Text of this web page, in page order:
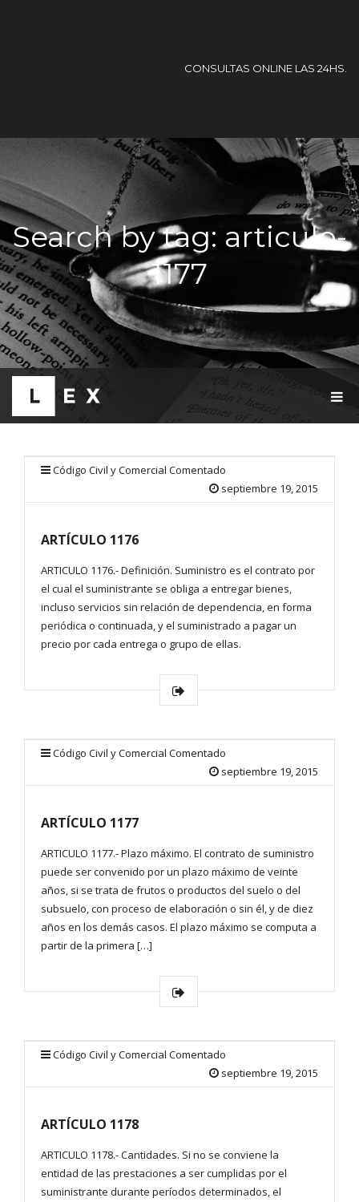
CONSULTAS ONLINE LAS 24HS.
Search by tag: articulo-
1177
G
Código Civil y Comercial Comentado
septiembre 19, 2015
ARTÍCULO 1176
ARTICULO 1176.- Definición. Suministro es el contrato por
el cual el suministrante se obliga a entregar bienes,
incluso servicios sin relación de dependencia, en forma
periódica o continuada, y el suministrado a pagar un
precio por cada entrega o grupo de ellas.
Código Civil y Comercial Comentado
septiembre 19, 2015
ARTÍCULO 1177
ARTICULO 1177.- Plazo máximo. El contrato de suministro
puede ser convenido por un plazo máximo de veinte
años, si se trata de frutos o productos del suelo o del
subsuelo, con proceso de elaboración o sin él, y de diez
años en los demás casos. El plazo máximo se computa a
partir de la primera […]
Código Civil y Comercial Comentado
septiembre 19, 2015
ARTÍCULO 1178
ARTICULO 1178.- Cantidades. Si no se conviene la
entidad de las prestaciones a ser cumplidas por el
suministrante durante períodos determinados, el